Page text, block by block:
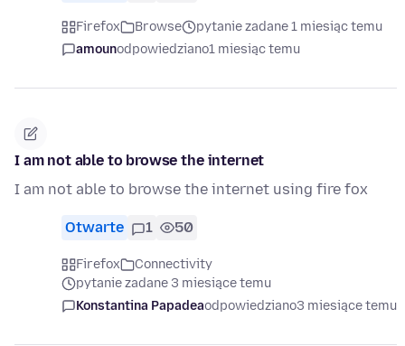
Firefox Browse
pytanie zadane 1 miesiąc temu
amounodpowiedziano1 miesiąc temu
I am not able to browse the internet
I am not able to browse the internet using fire fox
Otwarte 1 50
Firefox
Connectivity
pytanie zadane 3 miesiące temu
Konstantina Papadeaodpowiedziano3 miesiące temu